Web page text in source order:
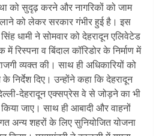
को सुदृढ़ करने और नागरिकों को जाम
को लेकर सरकार गंभीर हुई है। इस
धामी ने सोमवार को देहरादून एलिवेटेड
में रिस्पना व बिंदाल कॉरिडोर के निर्माण में
व्यक्त की। साथ ही अधिकारियों को
निर्देश दिए। उन्होंने कहा कि देहरादून
देहरादून एक्सप्रेस वे से जोड़ने का भी
जाए। साथ ही आबादी और वाहनों
अन्य शहरों के लिए सुनियोजित योजना